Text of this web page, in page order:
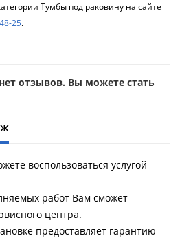
Тумбы под раковину на сайте
25.
отзывов. Вы можете стать
воспользоваться услугой
работ Вам сможет
центра.
предоставляет гарантию